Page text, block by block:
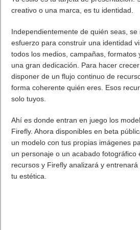
creativo o una marca, es tu identidad.
Independientemente de quién seas,
esfuerzo para construir una identidad
todos los medios, campañas, formatos
una gran dedicación. Para hacer
disponer de un flujo continuo de
forma coherente quién eres. Esos
solo tuyos.
Ahí es donde entran en juego los
Firefly. Ahora disponibles en beta
un modelo con tus propias imágenes
un personaje o un acabado fotográfico
recursos y Firefly analizará y
tu estética.